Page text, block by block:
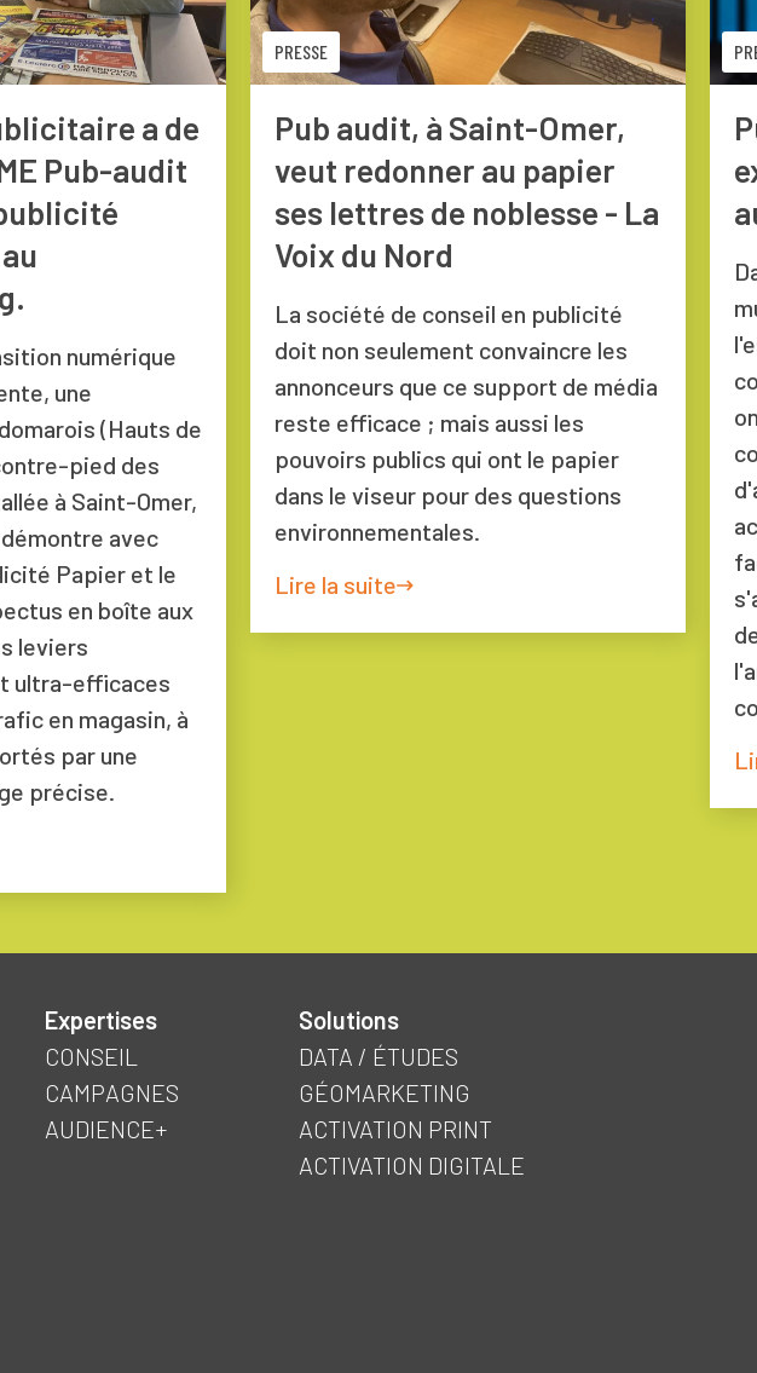
a de
Pub-audit
numérique
une
(Hauts de
pied des
à Saint-Omer,
avec
Papier et le
en boîte aux
leviers
ultra-efficaces
en magasin, à
par une
précise.
PRESSE
Pub audit, à Saint-Omer,
veut redonner au papier
ses lettres de noblesse - La
Voix du Nord
La société de conseil en publicité
doit non seulement convaincre les
annonceurs que ce support de média
reste efficace ; mais aussi les
pouvoirs publics qui ont le papier
dans le viseur pour des questions
environnementales.
Lire la suite
Expertises
CONSEIL
CAMPAGNES
AUDIENCE+
Solutions
DATA / ÉTUDES
GÉOMARKETING
ACTIVATION PRINT
ACTIVATION DIGITALE